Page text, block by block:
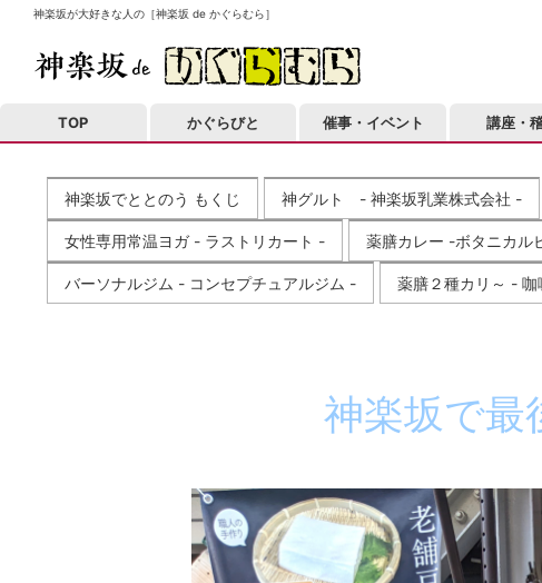
神楽坂が大好きな人の［神楽坂 de かぐらむら］
TOP かぐらびと 催事・イベント 講座・
神楽坂でととのう もくじ 神グルト - 神楽坂乳業株式会社 -
女性専用常温ヨガ - ラストリカート - 薬膳カレー -ボタニカル
バーソナルジム - コンセプチュアルジム - 薬膳２種カリ～ -
神楽坂で最